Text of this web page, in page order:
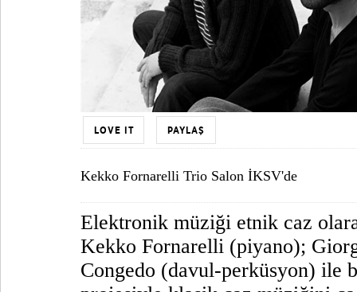
LOVE IT PAYLAŞ
Kekko Fornarelli Trio Salon İKSV'de
Elektronik müziği etnik caz
Kekko Fornarelli (piyano);
Congedo (davul-perküsyon) ile